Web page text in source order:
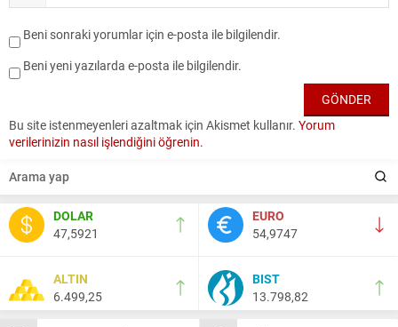
DOLAR
47,5921
EURO
54,9747
ALTIN
6.499,25
BIST
13.798,82
Beni sonraki yorumlar için e-posta ile bilgilendir.
Beni yeni yazılarda e-posta ile bilgilendir.
Bu site istenmeyenleri azaltmak için Akismet kullanır. Yorum
verilerinizin nasıl işlendiğini öğrenin.